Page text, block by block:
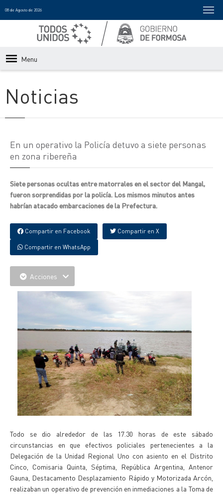
08 de Agosto de 2026
Menu
Noticias
En un operativo la Policía detuvo a siete personas
en zona ribereña
Siete personas ocultas entre matorrales en el sector del Mangal,
fueron sorprendidas por la policía. Los mismos minutos antes
habrían atacado embarcaciones de la Prefectura.
Compartir en Facebook Compartir en X
Compartir en WhatsApp
Acciones
Todo se dio alrededor de las 17.30 horas de este sábado
circunstancias en que efectivos policiales pertenecientes a la
Delegación de la Unidad Regional Uno con asiento en el Distrito
Cinco, Comisaria Quinta, Séptima, República Argentina, Antenor
Gauna, Destacamento Desplazamiento Rápido y Motorizada Arcón,
realizaban un operativo de prevención en inmediaciones a la Toma de